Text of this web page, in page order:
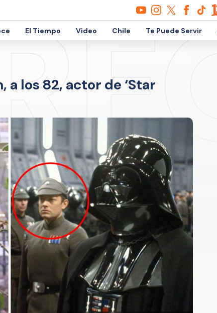
El Tiempo Video Chile Te Puede Servir
los 82, actor de ‘Star